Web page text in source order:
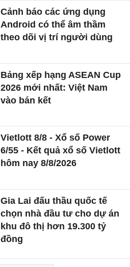
Cảnh báo các ứng dụng
Android có thể âm thầm
theo dõi vị trí người dùng
Bảng xếp hạng ASEAN Cup
2026 mới nhất: Việt Nam
vào bán kết
Vietlott 8/8 - Xổ số Power
6/55 - Kết quả xổ số Vietlott
hôm nay 8/8/2026
Gia Lai đấu thầu quốc tế
chọn nhà đầu tư cho dự án
khu đô thị hơn 19.300 tỷ
đồng